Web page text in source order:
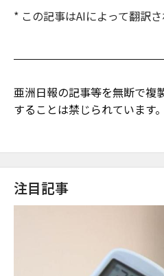
* この記事はAIによって翻訳さ
亜洲日報の記事等を無断で複
することは禁じられています。
注目記事